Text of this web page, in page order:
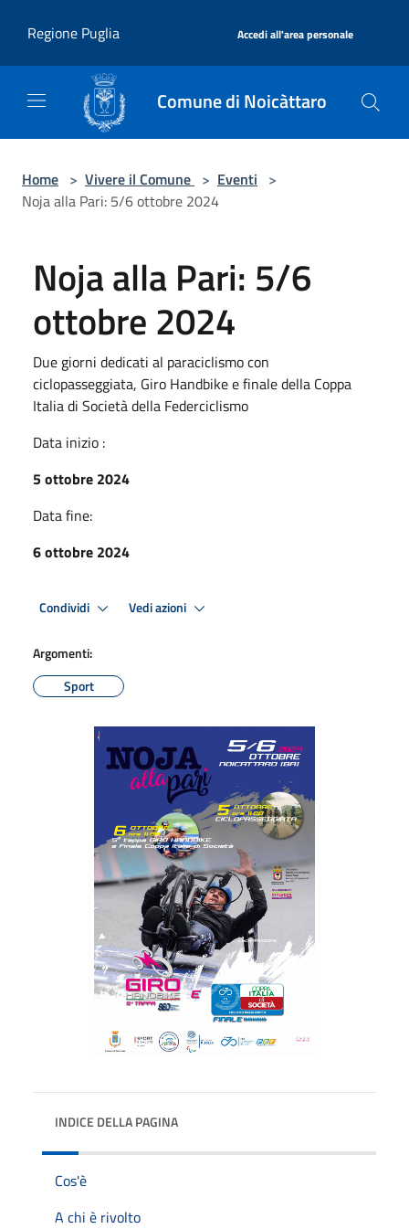
Regione Puglia
Accedi all'area personale
Comune di Noicàttaro
Home > Vivere il Comune > Eventi >
Noja alla Pari: 5/6 ottobre 2024
Noja alla Pari: 5/6
ottobre 2024
Due giorni dedicati al paraciclismo con
ciclopasseggiata, Giro Handbike e finale della Coppa
Italia di Società della Federciclismo
Data inizio :
5 ottobre 2024
Data fine:
6 ottobre 2024
Condividi Vedi azioni
Argomenti:
Sport
INDICE DELLA PAGINA
Cos'è
A chi è rivolto